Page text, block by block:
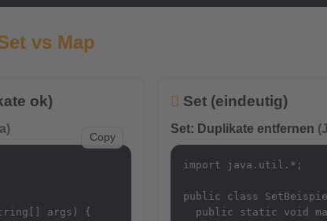
vs Map
ok)
Copy
args) {
Set (eindeutig)
Set: Duplikate entfernen
import java.util.*;
public class
public static void